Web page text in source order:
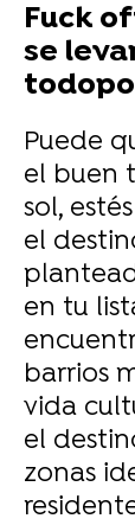
Fuck
se
Puede
el buen
sol,
el
en tu
barrios
vida
el
zonas